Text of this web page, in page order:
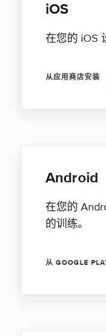
iOS
在您的 iOS
从应用商店安装
Android
在您的
的训练。
从 GOOGLE